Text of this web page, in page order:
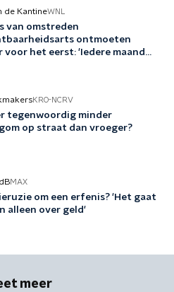
de KantineWNL
van omstreden
ontmoeten
voor het eerst: 'Iedere maand
KRO-NCRV
tegenwoordig minder
op straat dan vroeger?
MAX
om een erfenis? 'Het gaat
alleen over geld'
meer